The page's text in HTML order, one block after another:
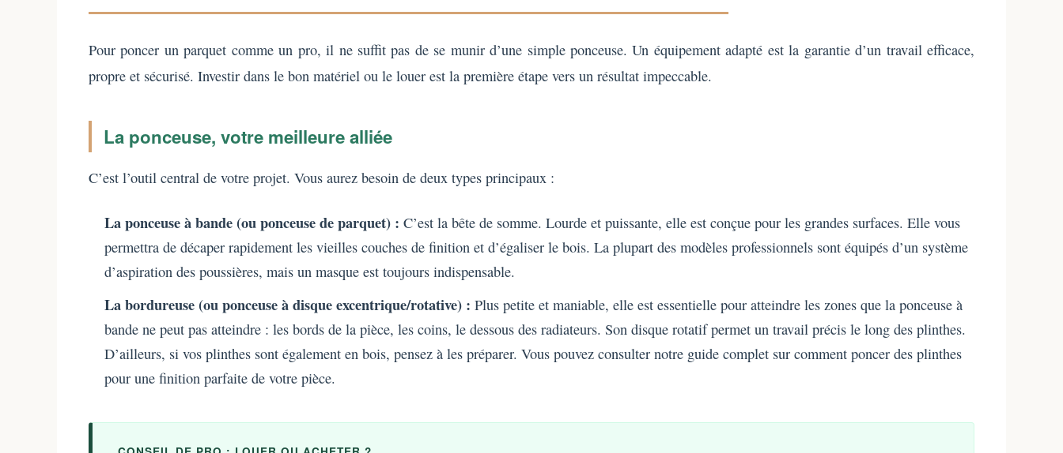
Pour poncer un parquet comme un pro, il ne suffit pas de se munir d’une simple ponceuse. Un équipement adapté est la garantie d’un travail efficace,
propre et sécurisé. Investir dans le bon matériel ou le louer est la première étape vers un résultat impeccable.
La ponceuse, votre meilleure alliée
C’est l’outil central de votre projet. Vous aurez besoin de deux types principaux :
La ponceuse à bande (ou ponceuse de parquet) : C’est la bête de somme. Lourde et puissante, elle est conçue pour les grandes surfaces. Elle vous
permettra de décaper rapidement les vieilles couches de finition et d’égaliser le bois. La plupart des modèles professionnels sont équipés d’un système
d’aspiration des poussières, mais un masque est toujours indispensable.
La bordureuse (ou ponceuse à disque excentrique/rotative) : Plus petite et maniable, elle est essentielle pour atteindre les zones que la ponceuse à
bande ne peut pas atteindre : les bords de la pièce, les coins, le dessous des radiateurs. Son disque rotatif permet un travail précis le long des plinthes.
D’ailleurs, si vos plinthes sont également en bois, pensez à les préparer. Vous pouvez consulter notre guide complet sur comment poncer des plinthes
pour une finition parfaite de votre pièce.